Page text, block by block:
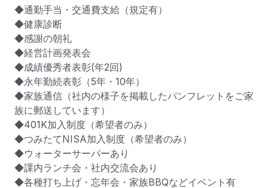
◆通勤手当・交通費支給（規定有）
◆健康診断
◆感謝の朝礼
◆経営計画発表会
◆成績優秀者表彰(年2回)
◆永年勤続表彰（5年・10年）
◆家族通信（社内の様子を掲載したパンフレットをご家
族に郵送しています）
◆401K加入制度（希望者のみ）
◆つみたてNISA加入制度（希望者のみ）
◆ウォーターサーバーあり
◆課内ランチ会・社内交流会あり
◆各種打ち上げ・忘年会・家族BBQなどイベント有